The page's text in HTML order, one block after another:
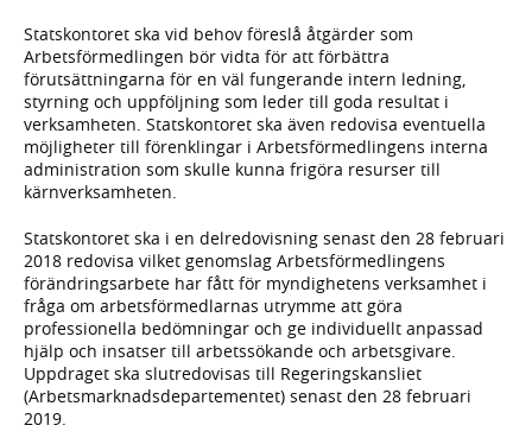
Statskontoret ska vid behov föreslå åtgärder som
Arbetsförmedlingen bör vidta för att förbättra
förutsättningarna för en väl fungerande intern ledning,
styrning och uppföljning som leder till goda resultat i
verksamheten. Statskontoret ska även redovisa eventuella
möjligheter till förenklingar i Arbetsförmedlingens interna
administration som skulle kunna frigöra resurser till
kärnverksamheten.
Statskontoret ska i en delredovisning senast den 28 februari
2018 redovisa vilket genomslag Arbetsförmedlingens
förändringsarbete har fått för myndighetens verksamhet i
fråga om arbetsförmedlarnas utrymme att göra
professionella bedömningar och ge individuellt anpassad
hjälp och insatser till arbetssökande och arbetsgivare.
Uppdraget ska slutredovisas till Regeringskansliet
(Arbetsmarknadsdepartementet) senast den 28 februari
2019.